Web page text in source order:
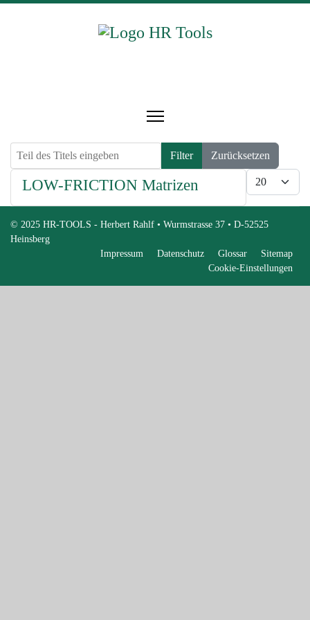
Teil des Titels eingeben Filter
Zurücksetzen
Anzeige #
LOW-FRICTION Matrizen
© 2025 HR-TOOLS - Herbert Rahlf • Wurmstrasse 37 • D-52525
Heinsberg
Impressum
Datenschutz Glossar
Sitemap
Cookie-Einstellungen